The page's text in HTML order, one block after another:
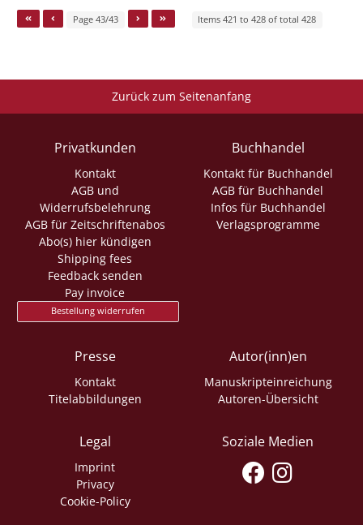
Page 43/43 Items 421 to 428 of total 428
Zurück zum Seitenanfang
Privatkunden
Kontakt
AGB und
Widerrufsbelehrung
AGB für Zeitschriftenabos
Abo(s) hier kündigen
Shipping fees
Feedback senden
Pay invoice
Bestellung widerrufen
Buchhandel
Kontakt für Buchhandel
AGB für Buchhandel
Infos für Buchhandel
Verlagsprogramme
Presse
Kontakt
Titelabbildungen
Autor(inn)en
Manuskripteinreichung
Autoren-Übersicht
Legal
Imprint
Privacy
Cookie-Policy
Soziale Medien